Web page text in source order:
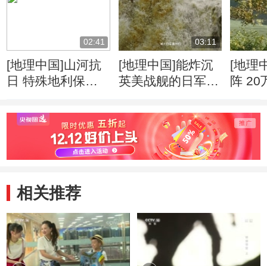
02:41
[地理中国]山河抗
日 特殊地利保护
03:11
[地理中国]能炸沉
英美战舰的日军为
[地理
阵 20
相关推荐